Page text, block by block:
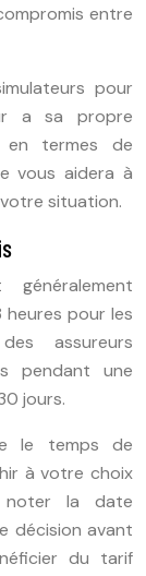
entre
pour
a sa propre
en termes de
vous aidera à
situation.
pour les
assureurs
pendant une
jours.
le temps de
à votre choix
noter la date
décision avant
du tarif